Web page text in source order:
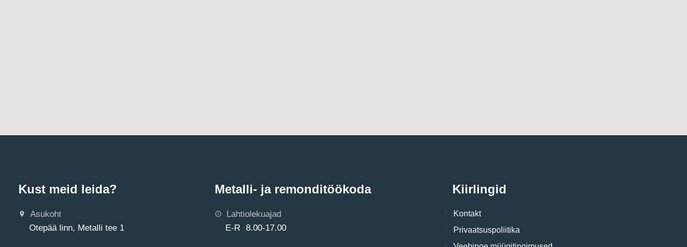
Kust meid leida?
Asukoht
Otepää linn, Metalli tee 1
Metalli- ja remonditöökoda
Lahtiolekuajad
E-R 8.00-17.00
Kiirlingid
Kontakt
Privaatsuspoliitika